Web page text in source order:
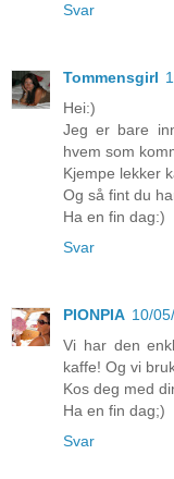
Svar
Tommensgirl
Hei:)
Jeg er bare
hvem som
Kjempe lekker
Og så fint du
Ha en fin dag:)
Svar
PIONPIA 10/
Vi har den
kaffe! Og vi
Kos deg med
Ha en fin dag;)
Svar